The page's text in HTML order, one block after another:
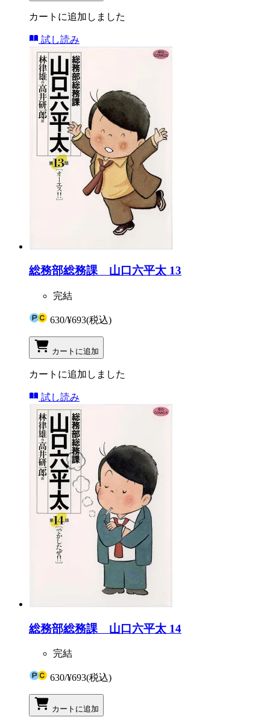
カートに追加しました
試し読み
総務部総務課 山口六平太 13
完結
630/¥693(税込)
カートに追加
カートに追加しました
試し読み
総務部総務課 山口六平太 14
完結
630/¥693(税込)
カートに追加